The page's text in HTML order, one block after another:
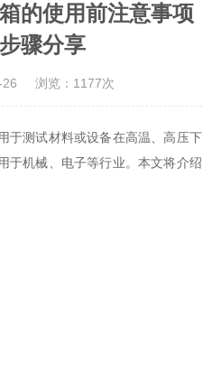
的使用前注意事项
骤分享
浏览：1177次
测试材料或设备在高温、高压下
于机械、电子等行业。本文将介绍